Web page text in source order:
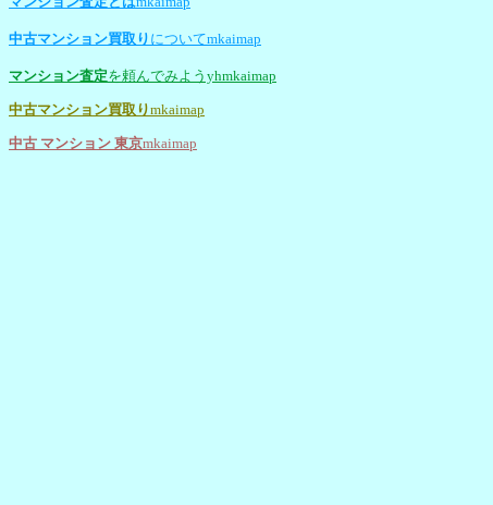
中古マンション買取り についてmkaimap
マンション査定を頼んでみようyhmkaimap
中古マンション買取りmkaimap
中古 マンション 東京mkaimap